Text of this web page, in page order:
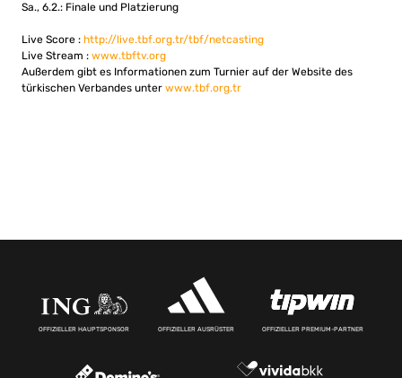
Sa., 6.2.: Finale und Platzierung
Live Score : http://live.tbf.org.tr/tbf/netcasting
Live Stream : www.tbftv.org
Außerdem gibt es Informationen zum Turnier auf der Website des
türkischen Verbandes unter www.tbf.org.tr
OFFIZIELLER HAUPTSPONSOR OFFIZIELLER AUSRÜSTER OFFIZIELLER PREMIUM-PARTNER